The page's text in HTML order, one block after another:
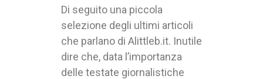
Di seguito una piccola
selezione degli ultimi articoli
che parlano di Alittleb.it. Inutile
dire che, data l’importanza
delle testate giornalistiche